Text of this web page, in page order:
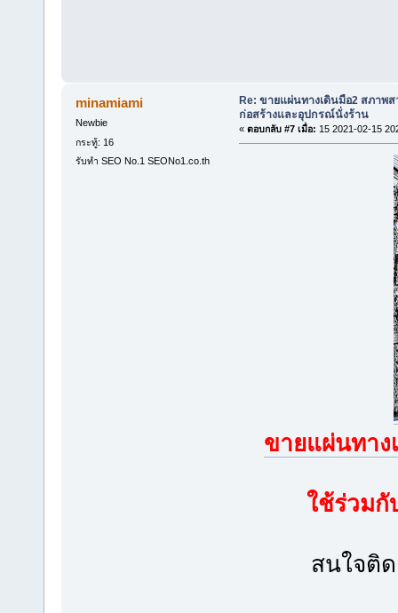
minamiami
Newbie
กระทู้: 16
รับทำ SEO No.1 SEONo1.co.th
Re: ขายแผ่นทางเดินมือ2 สภาพ
ก่อสร้างและอุปกรณ์นั่งร้าน
« ตอบกลับ #7 เมื่อ: 15 2021-02-15
ขายแผ่นทาง
ใช้ร่วมกั
สนใจติ